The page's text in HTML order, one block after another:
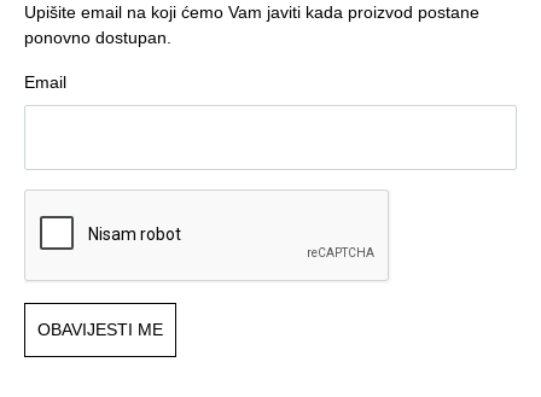
Upišite email na koji ćemo Vam javiti kada proizvod postane
ponovno dostupan.
Email
OBAVIJESTI ME